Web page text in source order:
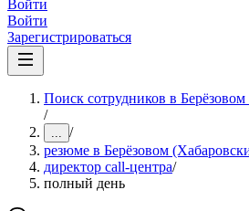
Войти
Войти
Зарегистрироваться
Поиск сотрудников в
/
... /
резюме в Берёзовом
директор call-центра/
полный день